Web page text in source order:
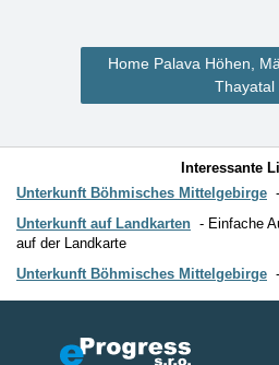
Home Palava Höhen,
Thayatal
Interessante
Unterkunft Böhmisches Mittelgebirge
Unterkunft auf Landkarten
Einfache
auf der Landkarte
Unterkunft Böhmisches Mittelgebirge